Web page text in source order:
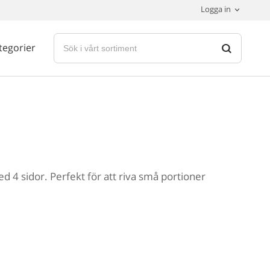
Logga in
4 sidor. Perfekt för att riva små portioner